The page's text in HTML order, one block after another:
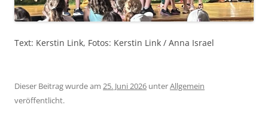
Text: Kerstin Link, Fotos: Kerstin Link / Anna Israel
Dieser Beitrag wurde am 25. Juni 2026 unterAllgemein
veröffentlicht.